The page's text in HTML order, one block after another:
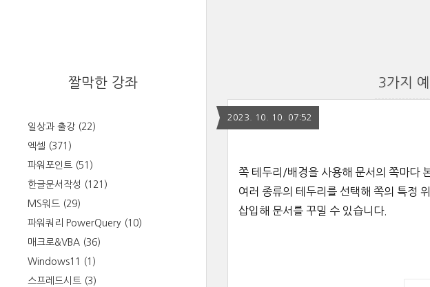
짤막한 강좌
일상과 출강 (22)
엑셀 (371)
파워포인트 (51)
한글문서작성 (121)
MS워드 (29)
파워쿼리 PowerQuery (10)
매크로&VBA (36)
Windows11
(1)
스프레드시트 (3)
3가지
2023. 10. 10. 07:52
쪽 테두리/배경을 사용해 문서의 쪽마다
여러 종류의 테두리를 선택해 쪽의 특정
삽입해 문서를 꾸밀 수 있습니다.